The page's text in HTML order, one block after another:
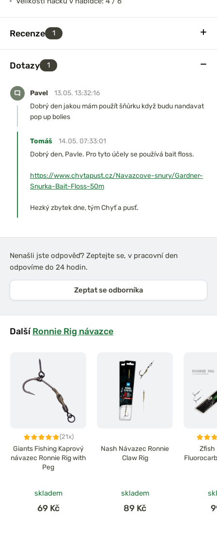
Recenze 1
Dotazy 1
Pavel
13.05. 13:32:16
Dobrý den jakou mám použít šňůrku když budu nandavat
pop up bolies
Tomáš
14.05. 07:33:01
Dobrý den, Pavle. Pro tyto účely se používá bait floss.
https://www.chytapust.cz/Navazcove-snury/Gardner-
Snurka-Bait-Floss-50m
Hezký zbytek dne, tým Chyť a pusť.
Nenašli jste odpověď? Zeptejte se, v pracovní den
odpovíme do 24 hodin.
Zeptat se odborníka
DalšíRonnie Rig návazce
(21x)
Giants Fishing Kaprový
návazec Ronnie Rig with
Peg
skladem
69 Kč
Nash Návazec Ronnie
Claw Rig
skladem
89 Kč
Zfish